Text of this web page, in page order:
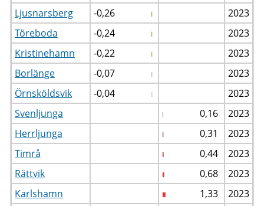
Ljusnarsberg
-0,26
2023
Töreboda
-0,24
2023
Kristinehamn
-0,22
2023
Borlänge
-0,07
2023
Örnsköldsvik
-0,04
2023
Svenljunga
0,16
2023
Herrljunga
0,31
2023
Timrå
0,44
2023
Rättvik
0,68
2023
Karlshamn
1,33
2023